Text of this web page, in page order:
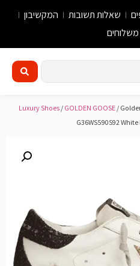
שאלות תשובות
המקשיבון
Luxury Shoes/ GOLDEN GOOSE/
G36WS590S92